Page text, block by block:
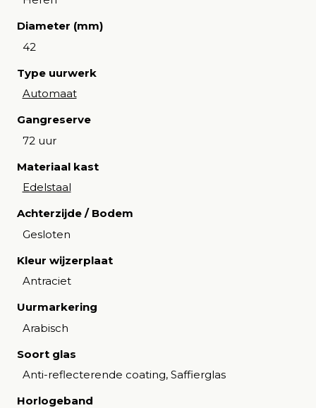
Diameter (mm)
42
Type uurwerk
Automaat
Gangreserve
72 uur
Materiaal kast
Edelstaal
Achterzijde / Bodem
Gesloten
Kleur wijzerplaat
Antraciet
Uurmarkering
Arabisch
Soort glas
Anti-reflecterende coating, Saffierglas
Horlogeband